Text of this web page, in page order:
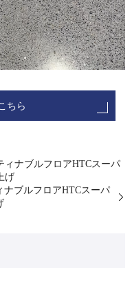
ちら
ナブルフロアHTCスーパ
げ
ブルフロアHTCスーパ